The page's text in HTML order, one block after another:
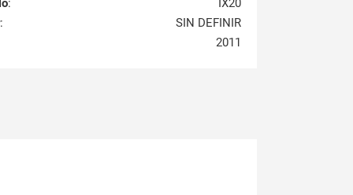
:
IX20
:
SIN DEFINIR
2011